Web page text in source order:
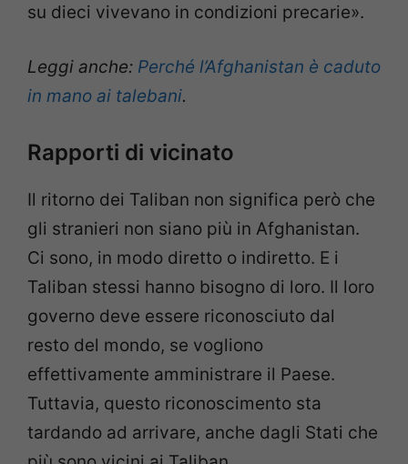
su dieci vivevano in condizioni precarie».
Leggi anche: Perché l’Afghanistan è caduto
in mano ai talebani.
Rapporti di vicinato
Il ritorno dei Taliban non significa però che
gli stranieri non siano più in Afghanistan.
Ci sono, in modo diretto o indiretto. E i
Taliban stessi hanno bisogno di loro. Il loro
governo deve essere riconosciuto dal
resto del mondo, se vogliono
effettivamente amministrare il Paese.
Tuttavia, questo riconoscimento sta
tardando ad arrivare, anche dagli Stati che